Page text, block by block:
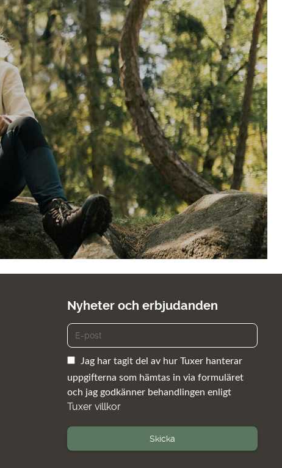
Nyheter och erbjudanden
Jag har tagit del av hur Tuxer hanterar
uppgifterna som hämtas in via formuläret
och jag godkänner behandlingen enligt
Tuxer villkor
Skicka